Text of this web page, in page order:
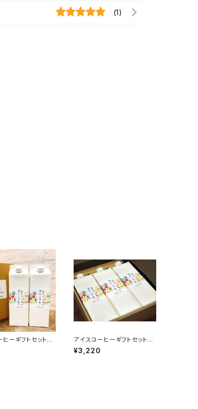
(1)
ーギフトセット
本入）｜LI-4
アイスコーヒーギフトセット
（無糖1L、3本入）｜LI-2
¥3,220